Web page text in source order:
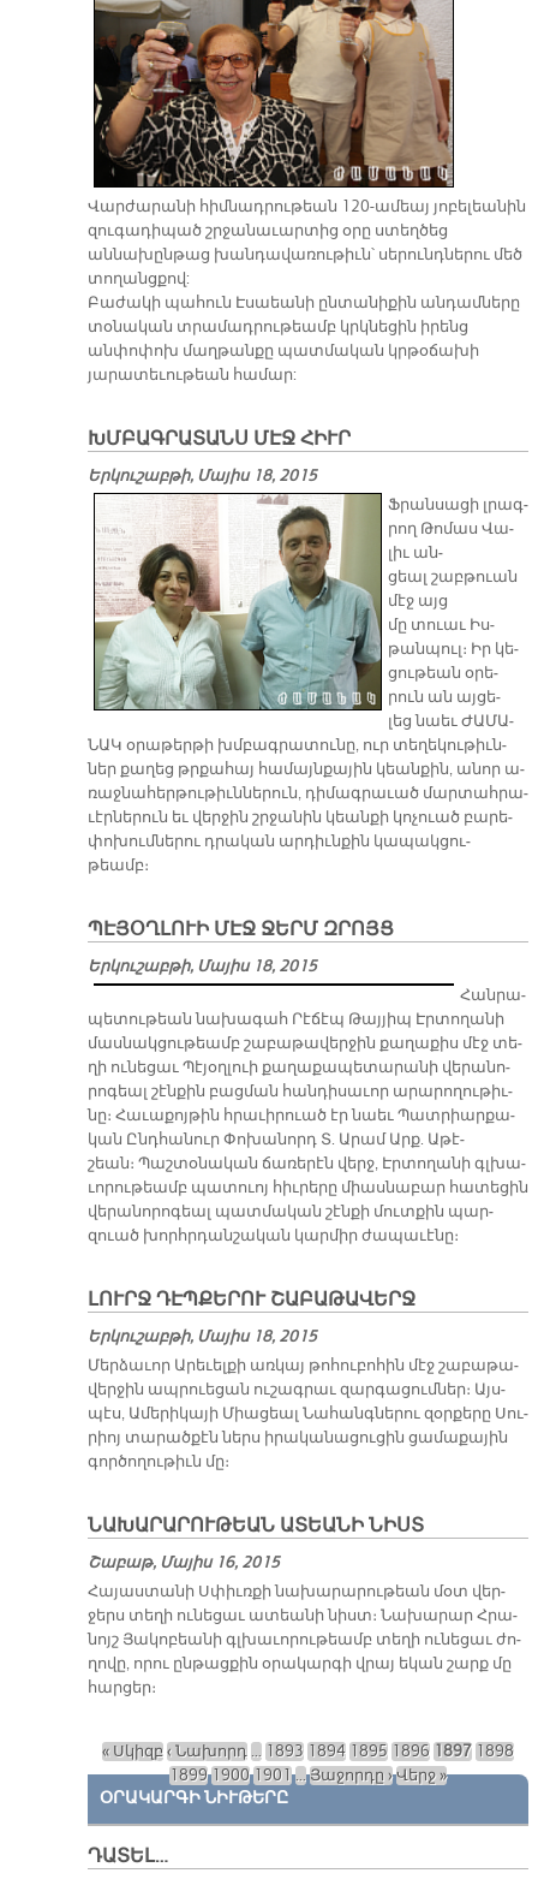
Վարժարանի հիմնադրութեան 120-ամեայ յոբելեանին
զուգադիպած շրջանաւարտից օրը ստեղծեց
աննախընթաց խանդավառութիւն՝ սերունդներու մեծ
տողանցքով:
Բաժակի պահուն Էսաեանի ընտանիքին անդամները
տօնական տրամադրութեամբ կրկնեցին իրենց
անփոփոխ մաղթանքը պատմական կրթօճախի
յարատեւութեան համար:
ԽՄԲԱԳՐԱՏԱՆՍ ՄԷՋ ՀԻՒՐ
Երկուշաբթի, Մայիս 18, 2015
Ֆրան­սա­ցի լրագ­
րող Թո­մաս Վա­
լիւ ան­
ցեալ շաբթուան
մէջ այց
մը տուաւ Իս­
թան­պուլ։ Իր կե­
ցու­թեան օ­րե­
րուն ան այ­ցե­
լեց նաեւ ԺԱ­ՄԱ­
ՆԱԿ օ­րա­թեր­թի խմբագ­րա­տու­նը, ուր տե­ղե­կու­թիւն­
ներ քա­ղեց թրքա­հայ հա­մա­յն­քա­յին կեան­քին, ա­նոր ա­
ռաջ­նա­հեր­թու­թիւն­նե­րուն, դի­մագ­րա­ւած մար­տահ­րա­
ւէր­նե­րուն եւ վեր­ջին շրջա­նին կեան­քի կո­չուած բա­րե­
փո­խում­նե­րու դրա­կան ար­դիւն­քին կա­պակ­ցու­
թեամբ։
ՊԷՅՕՂԼՈՒԻ ՄԷՋ ՋԵՐՄ ԶՐՈՅՑ
Երկուշաբթի, Մայիս 18, 2015
Հան­րա­
պե­տու­թեան նա­խա­գահ Րէ­ճէպ Թայ­յիպ Էր­տո­ղա­նի
մաս­նակ­ցու­թեամբ շա­բա­թա­վեր­ջին քա­ղա­քիս մէջ տե­
ղի ու­նե­ցաւ Պէ­յօղ­լուի քա­ղա­քա­պե­տա­րա­նի վե­րա­նո­
րո­գեալ շէն­քին բաց­ման հան­դի­սա­ւոր ա­րա­րո­ղու­թիւ­
նը։ Հա­ւա­քոյ­թին հրա­ւի­րուած էր նաեւ Պատ­րիար­քա­
կան Ընդ­հա­նուր Փո­խա­նորդ Տ. Ա­րամ Արք. Ա­թէ­
շեան։ Պաշ­տօ­նա­կան ճա­ռե­րէն վերջ, Էր­տո­ղա­նի գլխա­
ւո­րու­թեամբ պա­տուոյ հիւ­րե­րը միաս­նա­բար հա­տե­ցին
վե­րա­նո­րո­գեալ պատ­մա­կան շէն­քի մուտ­քին պար­
զուած խորհրդան­շա­կան կար­միր ժա­պա­ւէ­նը։
ԼՈՒՐՋ ԴԷՊՔԵՐՈՒ ՇԱԲԱԹԱՎԵՐՋ
Երկուշաբթի, Մայիս 18, 2015
Մեր­ձա­ւոր Ա­րե­ւել­քի առ­կայ թո­հու­բո­հին մէջ շա­բա­թա­
վեր­ջին ապ­րուե­ցան ու­շագ­րաւ զար­գա­ցում­ներ։ Այս­
պէս, Ա­մե­րի­կա­յի Միա­ցեալ Նա­հանգ­նե­րու զօր­քե­րը Սու­
րիոյ տա­րած­քէն ներս ի­րա­կա­նա­ցու­ցին ցա­մա­քա­յին
գոր­ծո­ղու­թիւն մը։
ՆԱԽԱՐԱՐՈՒԹԵԱՆ ԱՏԵԱՆԻ ՆԻՍՏ
Շաբաթ, Մայիս 16, 2015
Հա­յաս­տա­նի Սփիւռ­քի նա­խա­րա­րու­թեան մօտ վեր­
ջերս տե­ղի ու­նե­ցաւ ա­տեա­նի նիստ։ Նա­խա­րար Հրա­
նոյշ Յա­կո­բեա­նի գլխա­ւո­րու­թեամբ տե­ղի ու­նե­ցաւ ժո­
ղո­վը, ո­րու ըն­թաց­քին օ­րա­կար­գի վրայ ե­կան շարք մը
հար­ցեր։
Էջեր
« Սկիզբ‹ Նախորդ … 1893 1894 1895 1896 1897 1898
189919001901 … Յաջորդը ›Վերջ »
ՕՐԱԿԱՐԳԻ ՆԻՒԹԵՐԸ
ԴԱՏԵԼ…